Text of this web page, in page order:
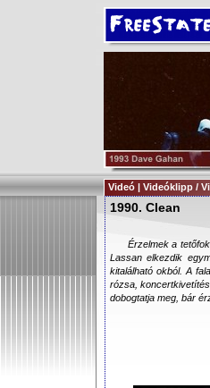
Videó | Videóklipp /
1990. Clean
Érzelmek a
Lassan elkezdik
kitalálható okból. A
rózsa,
dobogtatja meg, bár